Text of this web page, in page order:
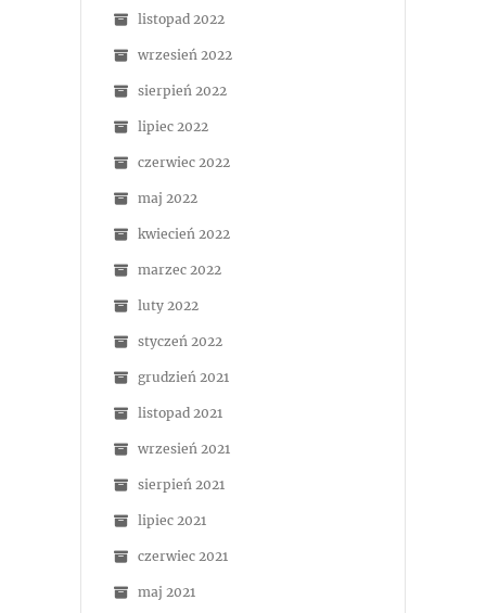
listopad 2022
wrzesień 2022
sierpień 2022
lipiec 2022
czerwiec 2022
maj 2022
kwiecień 2022
marzec 2022
luty 2022
styczeń 2022
grudzień 2021
listopad 2021
wrzesień 2021
sierpień 2021
lipiec 2021
czerwiec 2021
maj 2021